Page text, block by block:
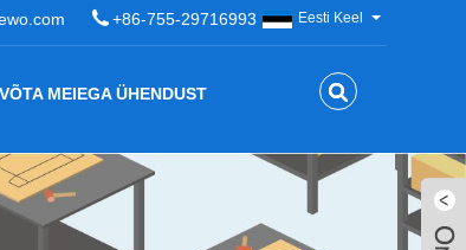
+86-755-29716993 Eesti Keel
VÕTA MEIEGA ÜHENDUST